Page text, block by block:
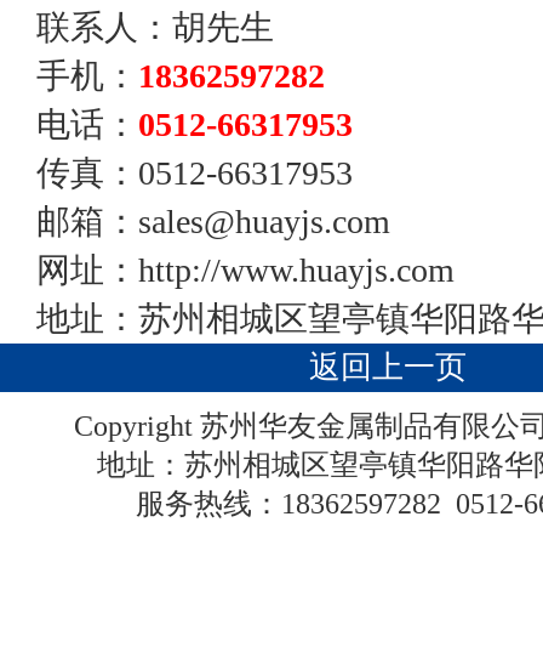
联系人：胡先生
手机： 18362597282
电话： 0512-66317953
传真：0512-66317953
邮箱：sales@huayjs.com
网址：http://www.huayjs.com
地址：苏州相城区望亭镇华阳路
返回上一页
Copyright 苏州华友金属制品有限
地址：苏州相城区望亭镇华阳路
服务热线： 18362597282 0512-